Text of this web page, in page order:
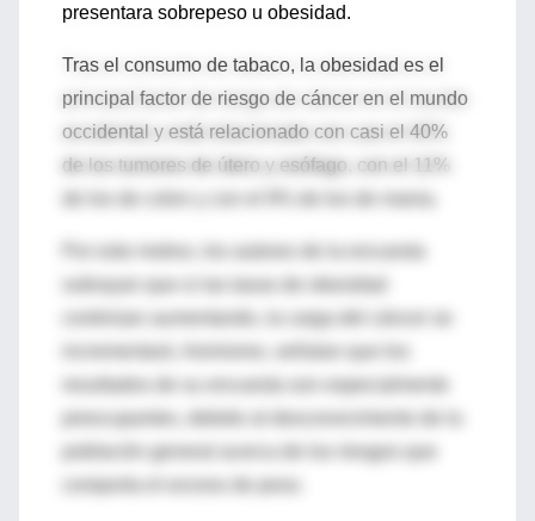
presentara sobrepeso u obesidad.
Tras el consumo de tabaco, la obesidad es el
principal factor de riesgo de cáncer en el mundo
occidental y está relacionado con casi el 40%
de los tumores de útero y esófago, con el 11%
continúan aumentando, la carga del cáncer se
preocupantes, debido al desconocimiento de la
población general acerca de los riesgos que
comporta el exceso de peso.